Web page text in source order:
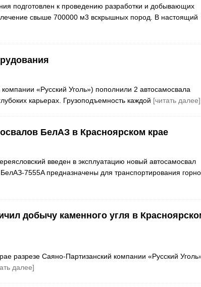
подготовлен к проведению разработки и добывающих
свыше 700000 м3 вскрышных пород. В настоящий
«Русский Уголь») пополнили 2 автосамосвала
карьерах. Грузоподъемность каждой [читать далее]
БелАЗ в Красноярском крае
введен в эксплуатацию новый автосамосвал
7555A предназначены для транспортирования
добычу каменного угля в
разрезе Саяно-Партизанский компании «Русский
далее]